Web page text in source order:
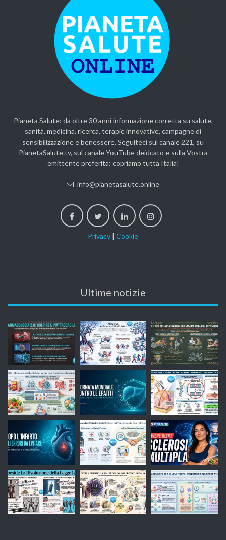
Pianeta Salute: da oltre 30 anni informazione corretta su salute,
sanità, medicina, ricerca, terapie innovative, campagne di
sensibilizzazione e benessere. Seguiteci sul canale 221, su
PianetaSalute.tv, sul canale YouTube deidcato e sulla Vostra
emittente preferita: copriamo tutta Italia!
info@pianetasalute.online
Privacy | Cookie
Ultime notizie